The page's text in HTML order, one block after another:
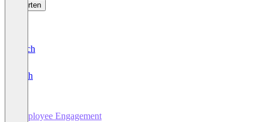
Bewerten
Deutsch
English
Employee Engagement